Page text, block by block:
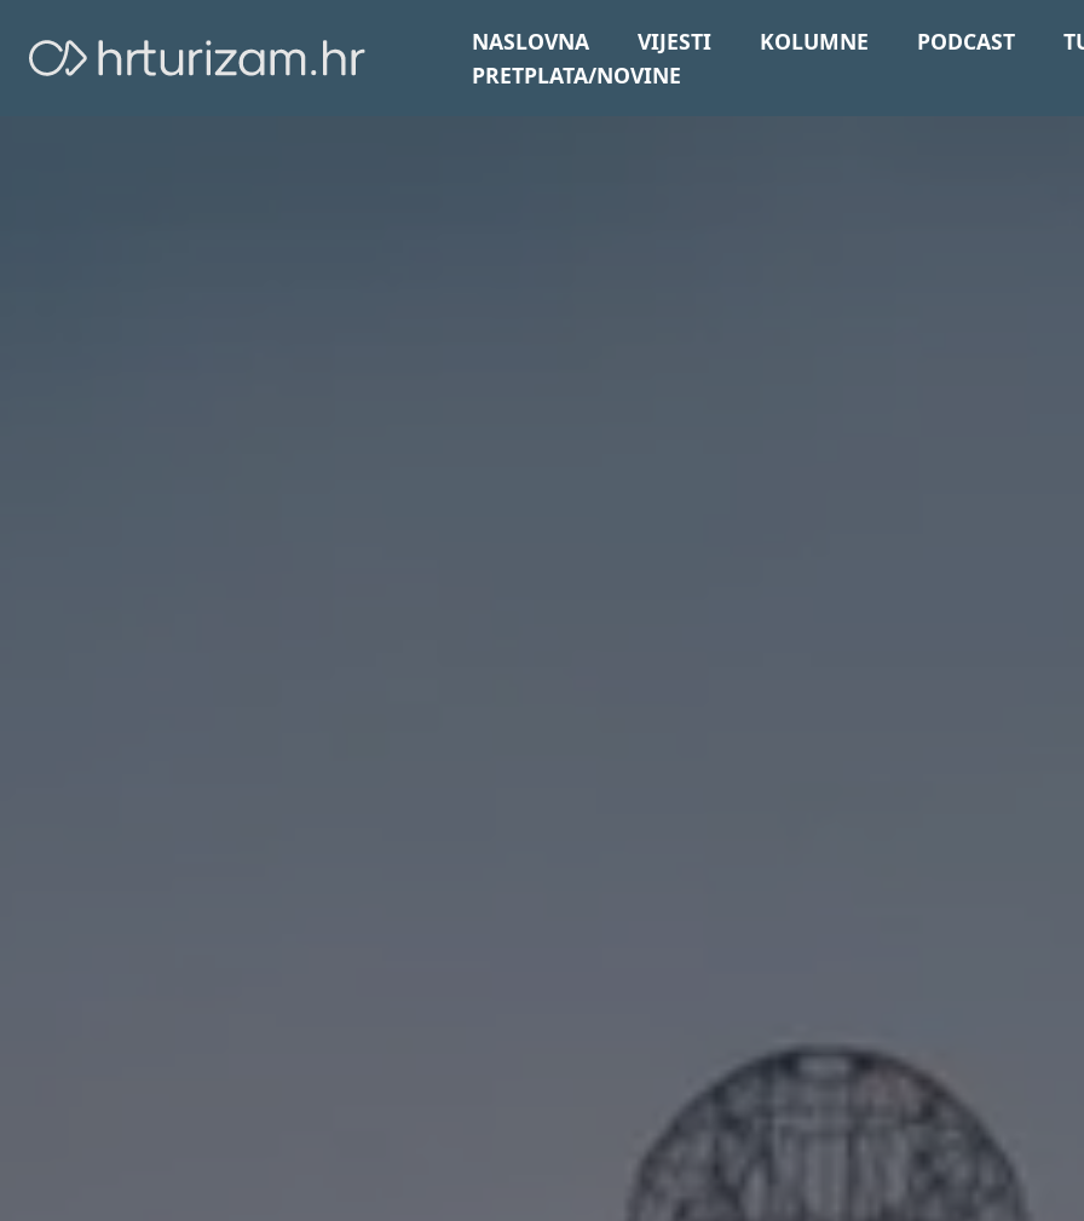
NASLOVNA VIJESTI KOLUMNE PODCAST
PRETPLATA/NOVINE